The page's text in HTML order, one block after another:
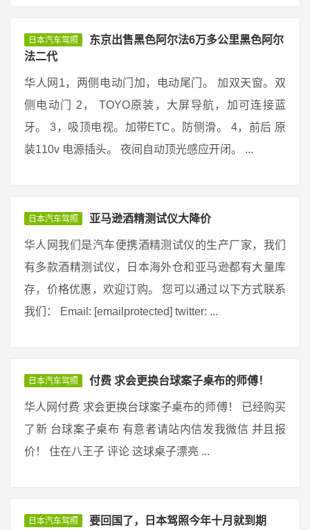
日本汽车驾照
东京出售黑色阿尔法6万多公里黑色阿尔
法二代
华人网1，两侧电动门加，电动尾门。 加双天窗。双
侧电动门 2， TOYO原装，大屏导航，加可连接蓝
牙。 3，吸顶电视。加带ETC。防侧滑。 4，前后 原
装110v 电源插头。 夜间自动顶光感应开闭。 ...
日本汽车驾照 亚马逊酒精测试仪大降价
华人网我们是汽车便携酒精测试仪的生产厂家，我们
有多款酒精测试仪，日本海外仓和亚马逊都有大量库
存，价格优惠，欢迎订购。 您可以通过以下方式联系
我们： Email: [emailprotected] twitter: ...
日本汽车驾照 付费 求会更换台球案子桌布的师傅！
华人网付费 求会更换台球案子桌布的师傅！ 已经购买
了新 台球案子桌布 有意者请站内信发我微信 并且报
价！ 住在八王子 评论 这球桌子漂亮 ...
日本汽车驾照 要回国了，日本驾照今年十月就到期